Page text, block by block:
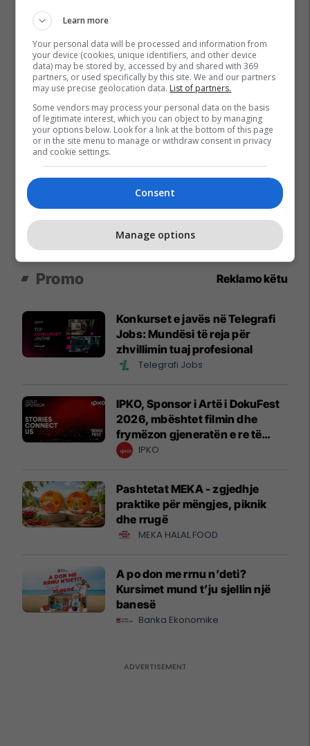
Promo Reklamo këtu
Konkurset e javës në Telegrafi
Jobs: Mundësi të reja për
zhvillimin tuaj profesional
Telegrafi Jobs
IPKO, Sponsor i Artë i DokuFest
2026, mbështet filmin dhe
frymëzon gjeneratën e re të
krijuesve
IPKO
Pashtetat MEKA - zgjedhje
praktike për mëngjes, piknik
dhe rrugë
MEKA HALAL FOOD
A po don me rrnu n’deti?
Kursimet mund t’ju sjellin një
banesë
Banka Ekonomike
Learn more
Your personal data will be processed and information from
your device (cookies, unique identifiers, and other device
data) may be stored by, accessed by and shared with 369
partners, or used specifically by this site. We and our partners
may use precise geolocation data. List of partners.
Some vendors may process your personal data on the basis
of legitimate interest, which you can object to by managing
your options below. Look for a link at the bottom of this page
or in the site menu to manage or withdraw consent in privacy
and cookie settings.
Consent
Manage options